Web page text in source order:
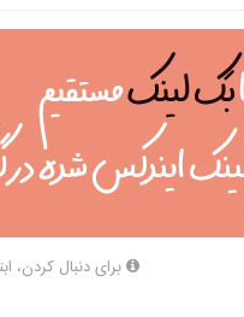
برای دنبال کردن،